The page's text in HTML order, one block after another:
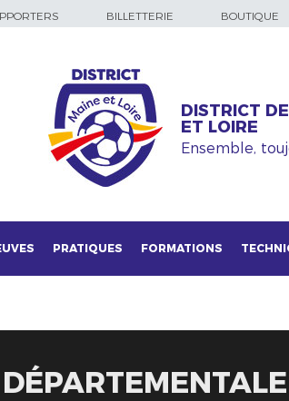
BILLETTERIE BOUTIQUE
DISTRICT
ET LOIRE
Ensemble,
PRATIQUES FORMATIONS